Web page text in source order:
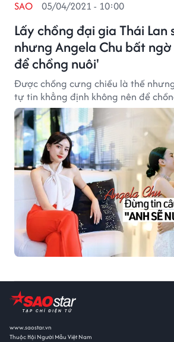
Lấy chồng đại gia Thái Lan
nhưng Angela Chu bất
để chồng nuôi'
SAO 05/04/2021 - 10:00
Được chồng cưng chiều là thế
tự tin khẳng định không nên để
www.saostar.vn
Thuộc Hội Người Mẫu Việt Nam